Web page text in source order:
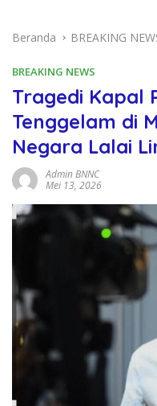
Beranda BREAKING
BREAKING NEWS
Tragedi Kapal
Tenggelam di
Negara Lalai
Admin BNNC
Mei 13, 2026